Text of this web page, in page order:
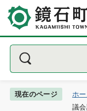
現在のページ ホ
議